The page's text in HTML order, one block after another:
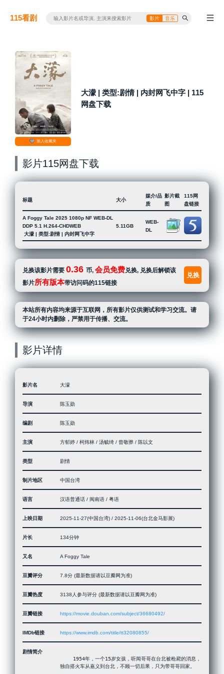
115看剧 影片 音乐
加入收藏夹
大濛 | 类型:剧情 | 内封网飞中字 | 115
网盘下载
影片115网盘下载
标题 大小
媒介/品
质
影片截
图
115网
盘链接
A Foggy Tale 2025 1080p NF WEB-DL
DDP 5.1 H.264-CHDWEB
大濛 | 类型:剧情 | 内封网飞中字
5.11GB
WEB-
DL
兑换该影片需要 0.36 币, 会员免费兑换, 兑换后解锁该
影片所有版本带访问码的115链接
兑换
本站所有内容均来源于互联网，所有影片仅供测试和学习交流。请
于24小时内删除，严禁用于传播、交流。
影片详情
影片名 大濛
导演 陈玉勋
编剧 陈玉勋
主演 方郁婷 / 柯炜林 / 汤毓绮 / 曾敬骅 / 陈以文
类型 剧情
制片地区 中国台湾
语言 汉语普通话 / 闽南语 / 粤语
上映日期 2025-11-27(中国台湾) / 2025-11-06(台北金马影展)
片长 134分钟
又名 A Foggy Tale
豆瓣评分 7.8分 (最新数据请以豆瓣网为准)
豆瓣热度 3138人参与评分 (最新数据请以豆瓣网为准)
豆瓣链接 https://movie.douban.com/subject/36680492/
IMDb链接 https://www.imdb.com/title/tt32080855/
剧情简介
独自搭火车从嘉义到台北，不顾一切后果，只为带哥哥回家。